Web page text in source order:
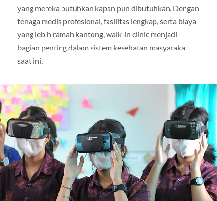
yang mereka butuhkan kapan pun dibutuhkan. Dengan
tenaga medis profesional, fasilitas lengkap, serta biaya
yang lebih ramah kantong, walk-in clinic menjadi
bagian penting dalam sistem kesehatan masyarakat
saat ini.